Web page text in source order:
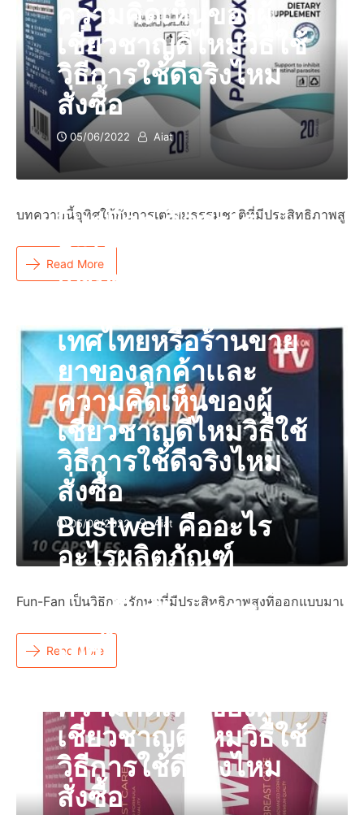
ความคิดเห็นของผู้
เชี่ยวชาญดีไหมวิธีใช้
วิธีการใช้ดีจริงไหม
สั่งซื้อ
05/06/2022 Aiat
บทความนี้อุทิศให้กับการเตรียมธรรมชาติที่มีประสิทธิภาพสู
Read More
FunFan คืออะไร
อะไรผลิตภัณฑ์
แคปซูลแท้ราคารีวิว
เทศไทยหรือร้านขาย
ยาของลูกค้าเเละ
ความคิดเห็นของผู้
เชี่ยวชาญดีไหมวิธีใช้
วิธีการใช้ดีจริงไหม
สั่งซื้อ
05/06/2022 Aiat
Fun-Fan เป็นวิธีการรักษาที่มีประสิทธิภาพสูงที่ออกแบบมาเ
Read More
Bustwell คืออะไร
อะไรผลิตภัณฑ์
แคปซูลแท้ราคารีวิว
ของซื้อที่ไหนวิธีกิน
เทศไทยหรือร้านขาย
ยาของลูกค้าเเละ
ความคิดเห็นของผู้
เชี่ยวชาญดีไหมวิธีใช้
วิธีการใช้ดีจริงไหม
สั่งซื้อ